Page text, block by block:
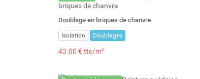
Doublage en briques de chanvre
Isolation Doublages
43.00 € ttc/m²